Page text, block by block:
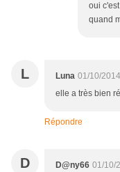
oui
quand
L Luna 01/10/
elle a très bien
Répondre
D D@ny66 01/10/